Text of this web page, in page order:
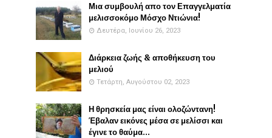
Μια συμβουλή απο τον Επαγγελματία
μελισσοκόμο Μόσχο Ντιώνια!
Δευτέρα, Ιουνίου 26, 2023
Διάρκεια ζωής & αποθήκευση του
μελιού
Τετάρτη, Αυγούστου 02, 2023
Η θρησκεία μας είναι ολοζώντανη!
Έβαλαν εικόνες μέσα σε μελίσσι και
έγινε το θαύμα...